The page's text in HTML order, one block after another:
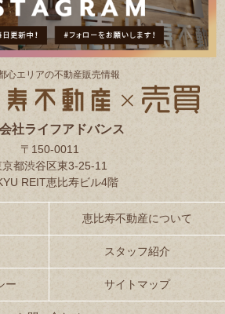
⼼エリアの不動産販売情報
社ライフアドバンス
〒150-0011
京都渋谷区東3-25-11
REIT恵比寿ビル4階
恵比寿不動産について
スタッフ紹介
ー サイトマップ